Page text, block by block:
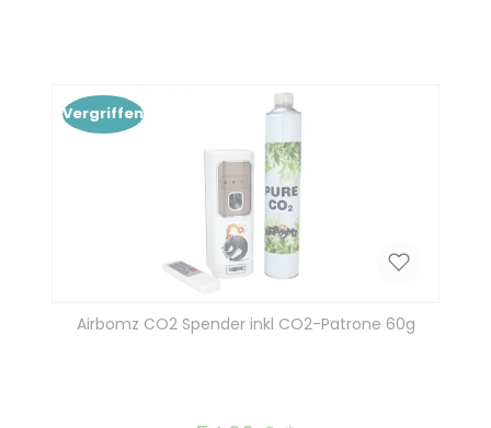
Vergriffen
Airbomz CO2 Spender inkl CO2-Patrone 60g